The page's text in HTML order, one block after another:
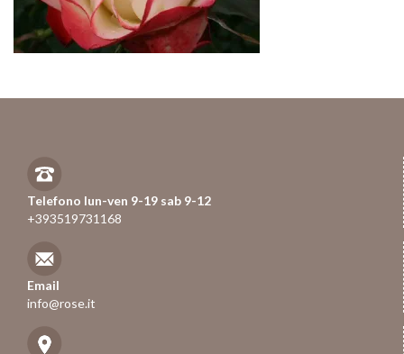
Telefono lun-ven 9-19 sab 9-12
+393519731168
Email
info@rose.it